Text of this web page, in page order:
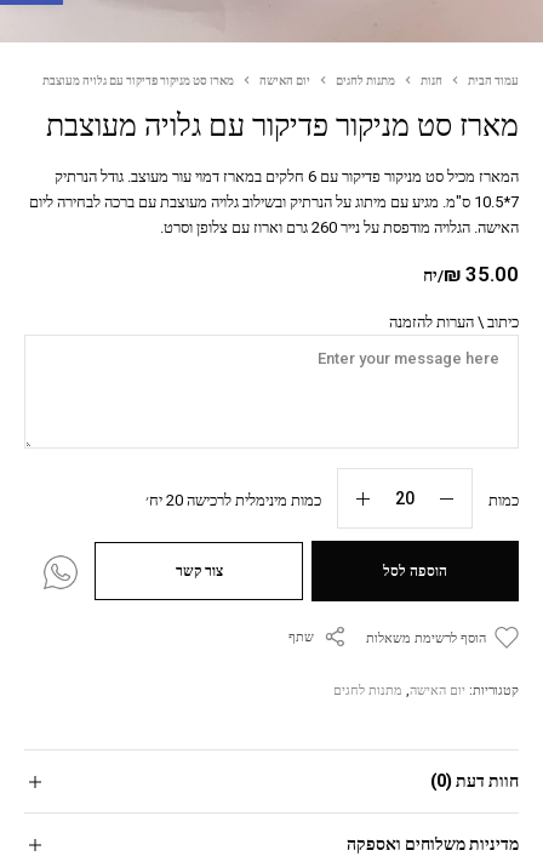
עמוד הבית חנות מתנות לחגים יום האישה מארז סט מניקור פדיקור עם גלויה מעוצבת
מארז סט מניקור פדיקור עם גלויה מעוצבת
₪ 35.00 /יח
כיתוב \ הערות להזמנה
כמות כמות מינימלית לרכישה 20 יח׳
הוספה לסל צור קשר
הוסף לרשימת משאלות שתף
קטגוריות: יום האישה, מתנות לחגים
המארז מכיל סט מניקור פדיקור עם 6 חלקים במארז דמוי עור מעוצב. גודל הנרתיק
7*10.5 ס"מ. מגיע עם מיתוג על הנרתיק ובשילוב גלויה מעוצבת עם ברכה לבחירה ליום
האישה. הגלויה מודפסת על נייר 260 גרם וארוז עם צלופן וסרט.
חוות דעת (0)
מדיניות משלוחים ואספקה